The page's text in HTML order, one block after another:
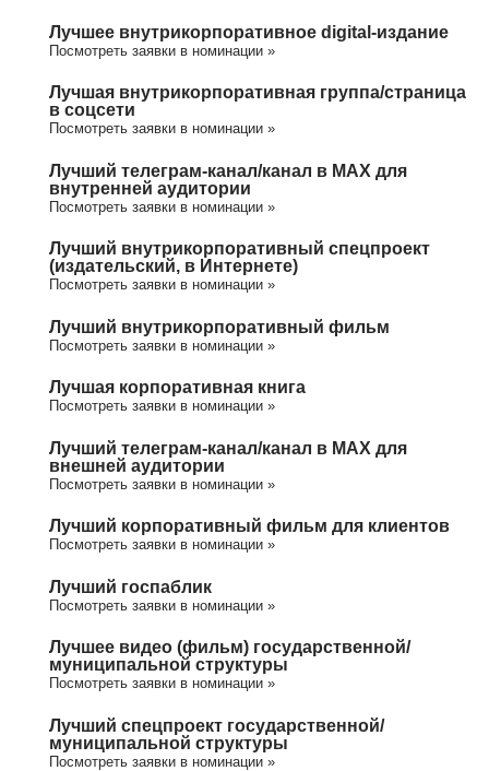
Лучшее внутрикорпоративное digital-издание
Посмотреть заявки в номинации »
Лучшая внутрикорпоративная группа/cтраница
в соцсети
Посмотреть заявки в номинации »
Лучший телеграм-канал/канал в МАХ для
внутренней аудитории
Посмотреть заявки в номинации »
Лучший внутрикорпоративный спецпроект
(издательский, в Интернете)
Посмотреть заявки в номинации »
Лучший внутрикорпоративный фильм
Посмотреть заявки в номинации »
Лучшая корпоративная книга
Посмотреть заявки в номинации »
Лучший телеграм-канал/канал в МАХ для
внешней аудитории
Посмотреть заявки в номинации »
Лучший корпоративный фильм для клиентов
Посмотреть заявки в номинации »
Лучший госпаблик
Посмотреть заявки в номинации »
Лучшее видео (фильм) государственной/
муниципальной структуры
Посмотреть заявки в номинации »
Лучший спецпроект государственной/
муниципальной структуры
Посмотреть заявки в номинации »